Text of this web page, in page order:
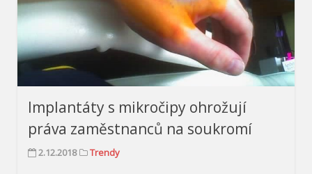
Implantáty s mikročipy ohrožují
práva zaměstnanců na soukromí
2.12.2018 Trendy